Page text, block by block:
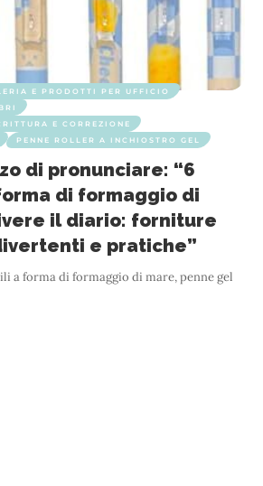
E PRODOTTI PER UFFICIO
E CORREZIONE
PENNE ROLLER A INCHIOSTRO GEL
di pronunciare: “6
di formaggio di
il diario: forniture
e pratiche”
a forma di formaggio di mare, penne gel